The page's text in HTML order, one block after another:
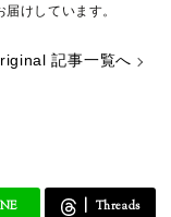
けしています。
記事一覧へ
Threads